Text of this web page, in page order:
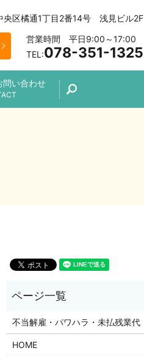
区橘通1丁目2番14号 浅見ビル2F
営業時間 平日9:00～17:00
TEL:078-351-1325
問い合わせ
search
不当解雇・パワハラ・未払残業代
HOME